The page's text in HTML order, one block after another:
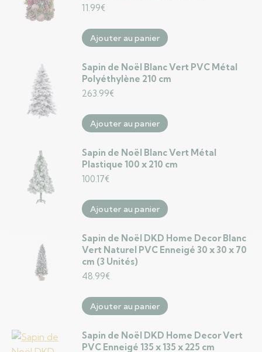
11.99€
Ajouter au panier
Sapin de Noël Blanc Vert PVC Métal
Polyéthylène 210 cm
263.99€
Ajouter au panier
Sapin de Noël Blanc Vert Métal
Plastique 100 x 210 cm
100.17€
Ajouter au panier
Sapin de Noël DKD Home Decor Blanc
Vert Naturel PVC Enneigé 30 x 30 x 70
cm (3 Unités)
48.99€
Ajouter au panier
Sapin de Noël DKD Home Decor Vert
PVC Enneigé 135 x 135 x 225 cm